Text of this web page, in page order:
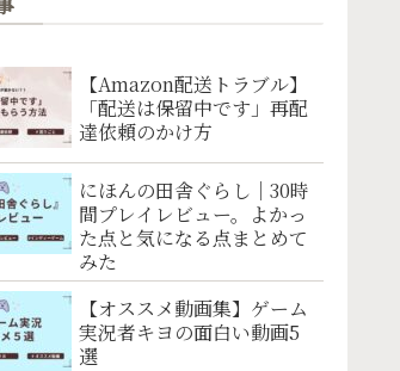
【Amazon配送トラブル】
「配送は保留中です」再配
達依頼のかけ方
にほんの田舎ぐらし｜30時
間プレイレビュー。よかっ
た点と気になる点まとめて
みた
【オススメ動画集】ゲーム
実況者キヨの面白い動画5
選